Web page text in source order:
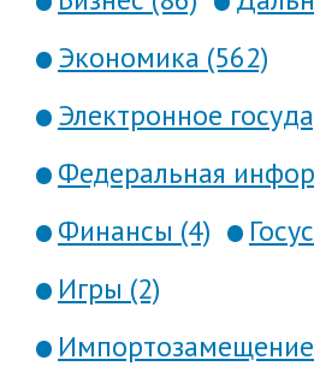
Экономика (562)
Электронное
Федеральная
Финансы (4)
Игры (2)